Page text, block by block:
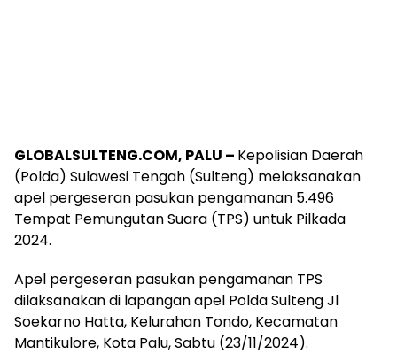
GLOBALSULTENG.COM, PALU – Kepolisian Daerah
(Polda) Sulawesi Tengah (Sulteng) melaksanakan
apel pergeseran pasukan pengamanan 5.496
Tempat Pemungutan Suara (TPS) untuk Pilkada
2024.
Apel pergeseran pasukan pengamanan TPS
dilaksanakan di lapangan apel Polda Sulteng Jl
Soekarno Hatta, Kelurahan Tondo, Kecamatan
Mantikulore, Kota Palu, Sabtu (23/11/2024).